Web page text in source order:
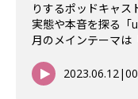
りするポッドキャス
実態や本音を探る「
月のメインテーマは
2023.06.12|